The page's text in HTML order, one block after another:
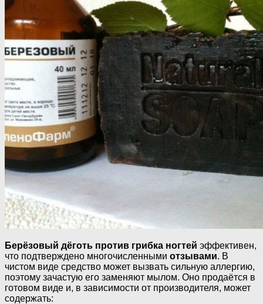
Берёзовый дёготь против грибка ногтей эффективен,
что подтверждено многочисленными отзывами. В
чистом виде средство может вызвать сильную аллергию,
поэтому зачастую его заменяют мылом. Оно продаётся в
готовом виде и, в зависимости от производителя, может
содержать: